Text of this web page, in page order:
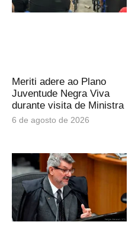
Meriti adere ao Plano
Juventude Negra Viva
durante visita de Ministra
6 de agosto de 2026